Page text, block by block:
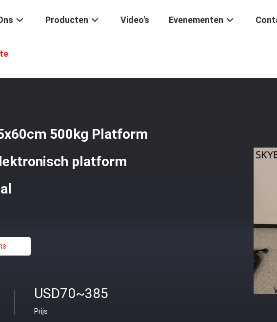
Producten Video's Evenementen
500kg Platform
platform
USD70~385
Prijs